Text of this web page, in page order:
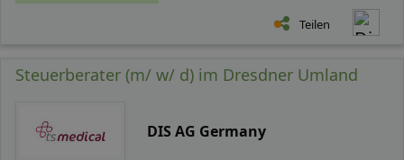
Teilen
Steuerberater (m/ w/ d) im Dresdner Umland
DIS AG Germany